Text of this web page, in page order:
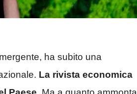
ha subito una
La rivista economica